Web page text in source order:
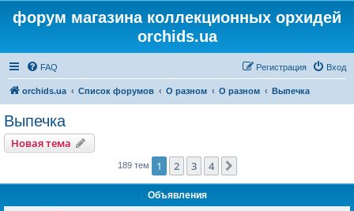
форум магазина коллекционных орхидей
orchids.ua
FAQ Вход
Регистрация
orchids.ua Список форумов О разном О разном Выпечка
Выпечка
Новая тема
189 тем 1 2 3 4
Объявления